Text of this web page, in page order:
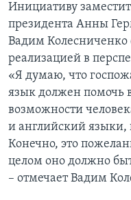
Инициативу
президента Анны
Вадим Колесниченко
реализацией в
«Я думаю, что
язык должен помочь
возможности
и английский языки,
Конечно, это
целом оно должно
– отмечает Вадим